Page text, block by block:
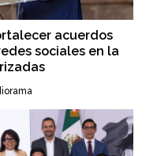
acuerdos
sociales en la